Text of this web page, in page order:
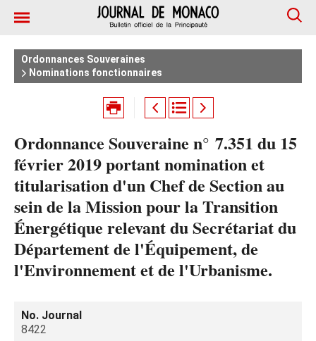
Ordonnances Souveraines
Nominations fonctionnaires
Ordonnance Souveraine n° 7.351 du 15
février 2019 portant nomination et
titularisation d'un Chef de Section au
sein de la Mission pour la Transition
Énergétique relevant du Secrétariat du
Département de l'Équipement, de
l'Environnement et de l'Urbanisme.
No. Journal
8422